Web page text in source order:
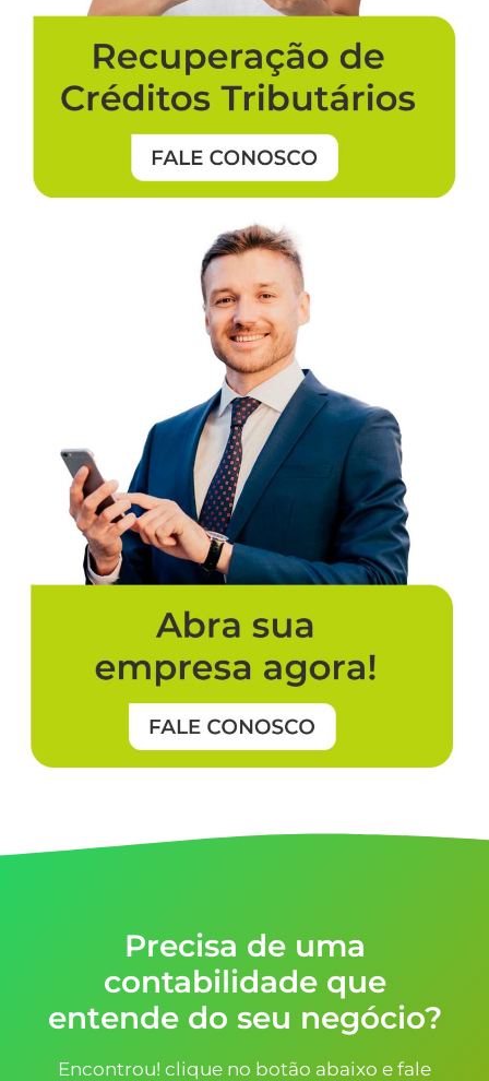
Precisa de uma
contabilidade que
entende do seu negócio?
Encontrou! clique no botão abaixo e fale